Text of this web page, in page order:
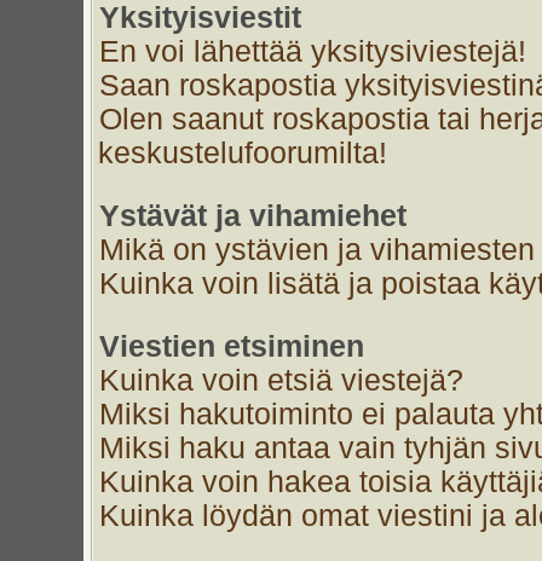
Yksityisviestit
En voi lähettää yksitysiviestejä!
Saan roskapostia
Olen saanut roskapostia tai
keskustelufoorumilta!
Ystävät ja vihamiehet
Mikä on ystävien ja
Kuinka voin lisätä ja poistaa
Viestien etsiminen
Kuinka voin etsiä viestejä?
Miksi hakutoiminto ei palauta
Miksi haku antaa vain tyhjän
Kuinka voin hakea toisia
Kuinka löydän omat viestini ja